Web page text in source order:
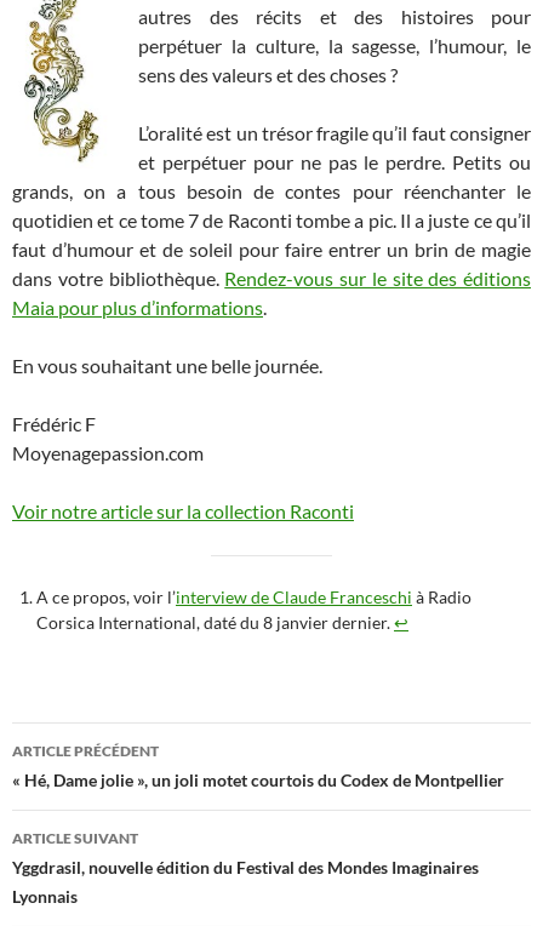
autres des récits et des histoires pour
perpétuer la culture, la sagesse, l’humour, le
sens des valeurs et des choses ?
L’oralité est un trésor fragile qu’il faut consigner
et perpétuer pour ne pas le perdre. Petits ou
grands, on a tous besoin de contes pour réenchanter le
quotidien et ce tome 7 de Raconti tombe a pic. Il a juste ce qu’il
faut d’humour et de soleil pour faire entrer un brin de magie
dans votre bibliothèque. Rendez-vous sur le site des éditions
Maia pour plus d’informations.
En vous souhaitant une belle journée.
Frédéric F
Moyenagepassion.com
Voir notre article sur la collection Raconti
A ce propos, voir l’interview de Claude Franceschi à Radio
Corsica International, daté du 8 janvier dernier.↩︎
Navigation
des
articles
ARTICLE PRÉCÉDENT
« Hé, Dame jolie », un joli motet courtois du Codex de Montpellier
ARTICLE SUIVANT
Yggdrasil, nouvelle édition du Festival des Mondes Imaginaires
Lyonnais